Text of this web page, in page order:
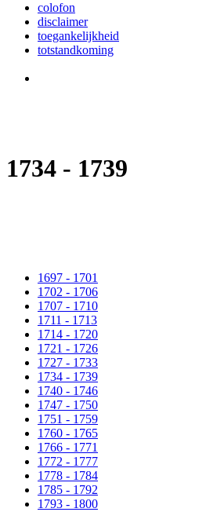
colofon
disclaimer
toegankelijkheid
totstandkoming
1734 - 1739
1697 - 1701
1702 - 1706
1707 - 1710
1711 - 1713
1714 - 1720
1721 - 1726
1727 - 1733
1734 - 1739
1740 - 1746
1747 - 1750
1751 - 1759
1760 - 1765
1766 - 1771
1772 - 1777
1778 - 1784
1785 - 1792
1793 - 1800